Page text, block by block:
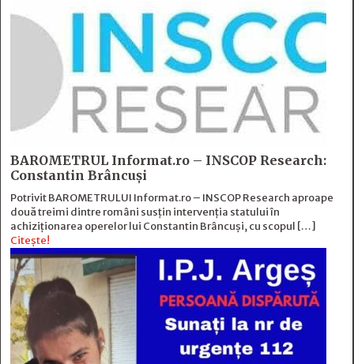
BAROMETRUL Informat.ro – INSCOP Research:
Constantin Brâncuși
Potrivit BAROMETRULUI Informat.ro – INSCOP Research aproape
două treimi dintre români susțin intervenția statului în
achiziționarea operelor lui Constantin Brâncuși, cu scopul […]
Citește!